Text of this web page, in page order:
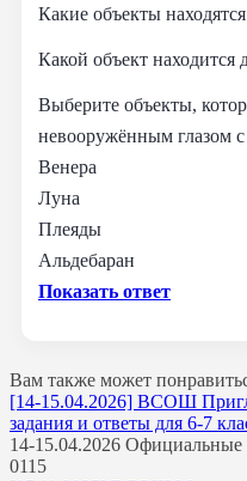
Какие объекты
Какой объект находится
Выберите объекты,
невооружённым глазом
Венера
Луна
Плеяды
Альдебаран
Показать ответ
Вам также может
[14-15.04.2026] ВСОШ
задания и ответы для 6-7
14-15.04.2026 Официальные
0115